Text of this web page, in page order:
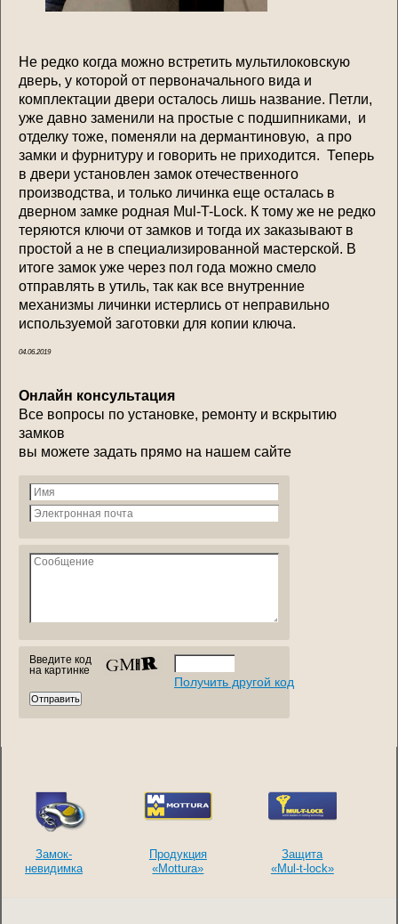
Не редко когда можно встретить мультилоковскую
дверь, у которой от первоначального вида и
комплектации двери осталось лишь название. Петли,
уже давно заменили на простые с подшипниками, и
отделку тоже, поменяли на дермантиновую, а про
замки и фурнитуру и говорить не приходится. Теперь
в двери установлен замок отечественного
производства, и только личинка еще осталась в
дверном замке родная Mul-T-Lock. К тому же не редко
теряются ключи от замков и тогда их заказывают в
простой а не в специализированной мастерской. В
итоге замок уже через пол года можно смело
отправлять в утиль, так как все внутренние
механизмы личинки истерлись от неправильно
используемой заготовки для копии ключа.
04.06.2019
Онлайн консультация
Все вопросы по установке, ремонту и вскрытию
замков
вы можете задать прямо на нашем сайте
Введите код
на картинке
Получить другой код
Замок-
невидимка
Продукция
«Mottura»
Защита
«Mul-t-lock»